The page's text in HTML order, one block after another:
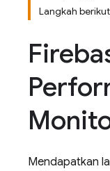
Langkah
Mendapatkan